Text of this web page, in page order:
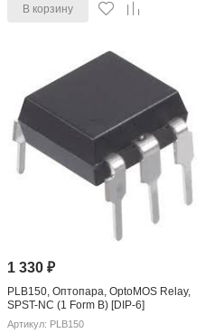
В корзину
1 330₽
PLB150, Оптопара, OptoMOS Relay,
SPST-NC (1 Form B) [DIP-6]
Артикул: PLB150